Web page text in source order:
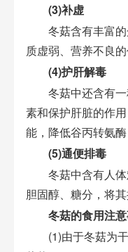
(3)补虚
冬菇含有丰富的
质虚弱、营养不良的
(4)护肝解毒
冬菇中还含有一
素和保护肝脏的作
能，降低谷丙转氨
(5)通便排毒
冬菇中含有人体
胆固醇、糖分，将
冬菇的食用注
(1)由于冬菇为干